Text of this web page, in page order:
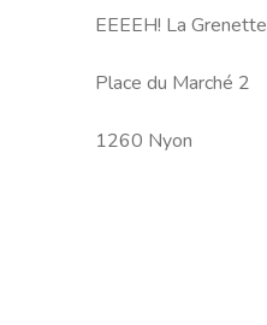
EEEEH! La Grenette
Place du Marché 2
1260 Nyon